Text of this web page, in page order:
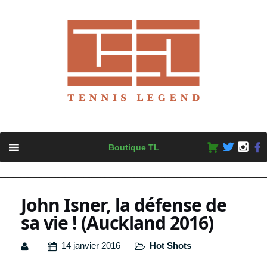
content
Boutique TL
John Isner, la défense de
sa vie ! (Auckland 2016)
14 janvier 2016 Hot Shots